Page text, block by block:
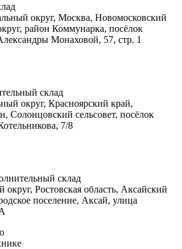
округ, Москва, Новомосковский
район Коммунарка, посёлок
Монаховой, 57, стр. 1
склад
округ, Красноярский край,
Солонцовский сельсовет, посёлок
7/8
склад
Ростовская область, Аксайский
поселение, Аксай, улица